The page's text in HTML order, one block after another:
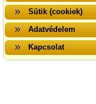
Sütik (cookiek)
Adatvédelem
Kapcsolat